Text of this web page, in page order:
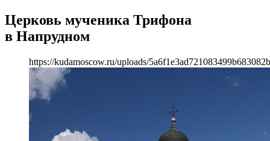
Церковь мученика Трифона
в Напрудном
https://kudamoscow.ru/uploads/